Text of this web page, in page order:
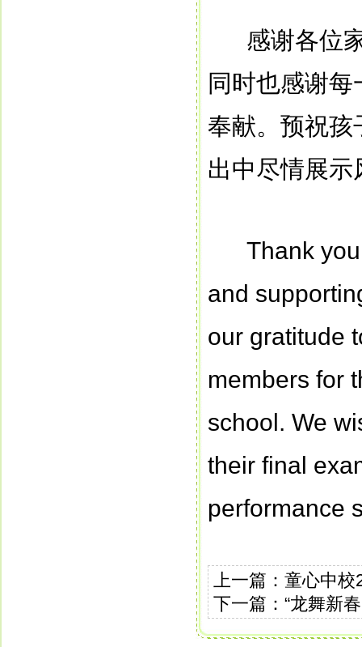
感谢各位
同时也感谢
奉献。预祝孩
出中尽情展示
Thank
and
our gratitude
members for
school. We
their final
performance
上一篇： 童心中校
下一篇： “龙舞新